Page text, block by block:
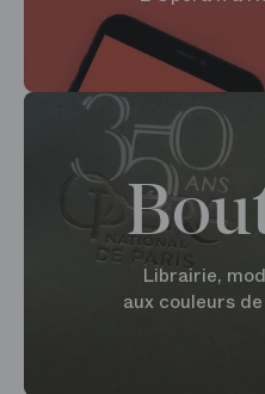
Librairie,
aux couleurs